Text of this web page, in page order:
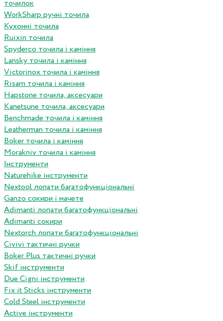
точилок
WorkSharp ручні точила
Кухонні точила
Ruixin точила
Spyderco точила і каміння
Lansky точила і каміння
Victorinox точила і каміння
Risam точила і каміння
Hapstone точила, аксесуари
Kanetsune точила, аксесуари
Benchmade точила і каміння
Leatherman точила і каміння
Boker точила і каміння
Morakniv точила і каміння
Інструменти
Naturehike інструменти
Nextool лопати багатофункціональні
Ganzo сокири і мачете
Adimanti лопати багатофункціональні
Adimanti сокири
Nextorch лопати багатофункціональні
Сivivi тактичні ручки
Boker Plus тактичні ручки
Skif інструменти
Due Cigni інструменти
Fix it Sticks інструменти
Сold Steel інструменти
Active інструменти